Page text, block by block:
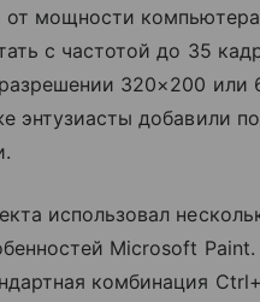
от мощности
с частотой до 35
320×200 или
энтузиасты добавили
использовал
Microsoft Paint.
комбинация